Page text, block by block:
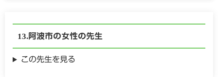
阿波市の女性の先生
この先生を見る